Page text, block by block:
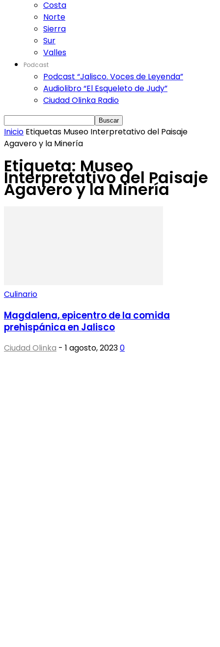
Costa
Norte
Sierra
Sur
Valles
Podcast
Podcast “Jalisco. Voces de Leyenda”
Audiolibro “El Esqueleto de Judy”
Ciudad Olinka Radio
Inicio Etiquetas Museo Interpretativo del Paisaje
Agavero y la Minería
Etiqueta: Museo
Interpretativo del Paisaje
Agavero y la Minería
Culinario
Magdalena, epicentro de la comida
prehispánica en Jalisco
Ciudad Olinka - 1 agosto, 20230